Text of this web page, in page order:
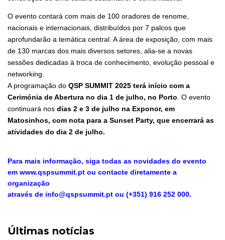
O evento contará com mais de 100 oradores de renome,
nacionais e internacionais, distribuídos por 7 palcos que
aprofundarão a temática central. A área de exposição, com mais
de 130 marcas dos mais diversos setores, alia-se a novas
sessões dedicadas à troca de conhecimento, evolução pessoal e
networking.
A programação do QSP SUMMIT 2025 terá início com a
Cerimónia de Abertura no dia 1 de julho, no Porto . O evento
continuará nos dias 2 e 3 de julho na Exponor, em
Matosinhos, com nota para a Sunset Party, que encerrará as
atividades do dia 2 de julho.
Para mais informação, siga todas as novidades do evento
em www.qspsummit.pt ou contacte diretamente a
organização
através de info@qspsummit.pt ou (+351) 916 252 000.
Últimas notícias